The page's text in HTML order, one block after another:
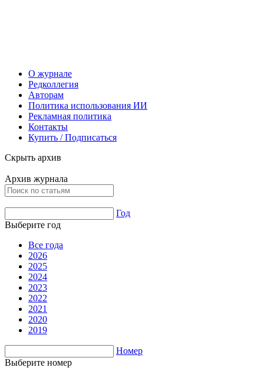
О журнале
Редколлегия
Авторам
Политика использования ИИ
Рекламная политика
Контакты
Купить / Подписаться
Скрыть архив
Архив журнала
Год
Выберите год
Все года
2026
2025
2024
2023
2022
2021
2020
2019
Номер
Выберите номер